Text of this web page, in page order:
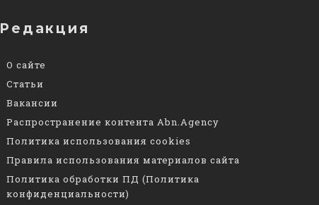
Редакция
О сайте
Статьи
Вакансии
Распространение контента Abn.Agency
Политика использования cookies
Правила использования материалов сайта
Политика обработки ПД (Политика
конфиденциальности)